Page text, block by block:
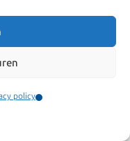
policy
kan worden
kan vanaf 1 oktober